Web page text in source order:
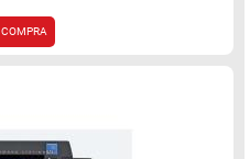
COMPRA